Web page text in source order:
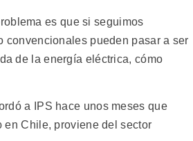
es que si seguimos
convencionales pueden pasar a ser
de la energía eléctrica, cómo
a IPS hace unos meses que
en Chile, proviene del sector